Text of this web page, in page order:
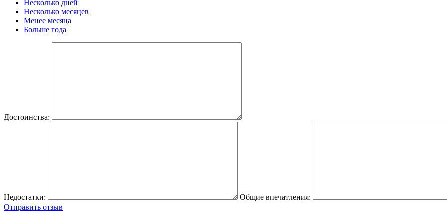
Несколько дней
Несколько месяцев
Менее месяца
Больше года
Достоинства:
Недостатки: Общие впечатления:
Отправить отзыв